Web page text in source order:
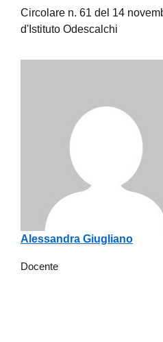
Circolare n. 61 del 14
d'Istituto Odescalchi
Alessandra Giugliano
Docente